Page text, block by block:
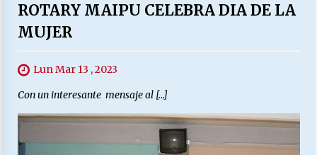
ROTARY MAIPU CELEBRA DIA DE LA
MUJER
Lun Mar 13 , 2023
Con un interesante mensaje al […]